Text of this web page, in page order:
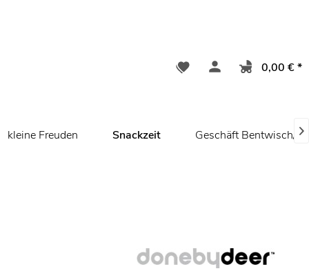
0,00 € *
kleine Freuden Snackzeit Geschäft Bentwisch/ 